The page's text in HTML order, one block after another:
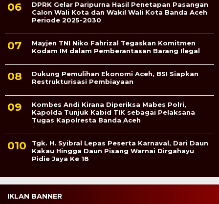
DPRK Gelar Paripurna Hasil Penetapan Pasangan
Calon Wali Kota dan Wakil Wali Kota Banda Aceh
Periode 2025-2030
Mayjen TNI Niko Fahrizal Tegaskan Komitmen
Kodam IM dalam Pemberantasan Barang Ilegal
Dukung Pemulihan Ekonomi Aceh, BSI Siapkan
Restrukturisasi Pembiayaan
Kombes Andi Kirana Diperiksa Mabes Polri,
Kapolda Tunjuk Kabid TIK sebagai Pelaksana
Tugas Kapolresta Banda Aceh
Tgk. H. Syibral Lepas Peserta Karnaval, Dari Daun
Kakau Hingga Daun Pisang Warnai Dirgahayu
Pidie Jaya Ke 18
IKLAN BANNER